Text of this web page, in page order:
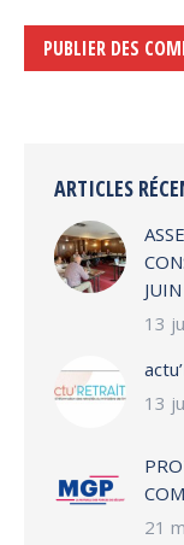
PUBLIER DES
ARTICLES
13
13
21